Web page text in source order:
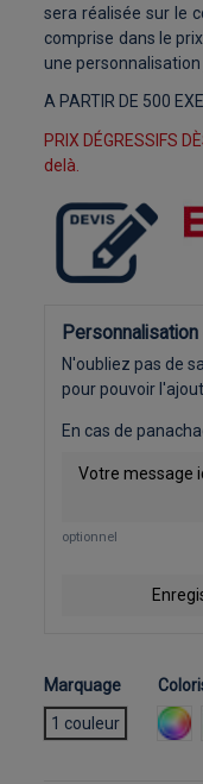
sera réalisée sur le
comprise dans le
une
A PARTIR DE 500
PRIX DÉGRESSIFS
delà.
N'oubliez pas de
pour pouvoir
En cas de
optionnel
Marquage
1 couleur